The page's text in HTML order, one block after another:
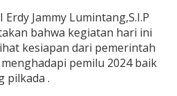
Jammy Lumintang,S.I.P
bahwa kegiatan hari ini
kesiapan dari pemerintah
pemilu 2024 baik
pilkada .